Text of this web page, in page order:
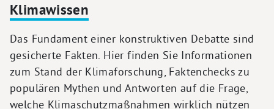
Klimawissen
Das Fundament einer konstruktiven Debatte sind
gesicherte Fakten. Hier finden Sie Informationen
zum Stand der Klimaforschung, Faktenchecks zu
populären Mythen und Antworten auf die Frage,
welche Klimaschutzmaßnahmen wirklich nützen